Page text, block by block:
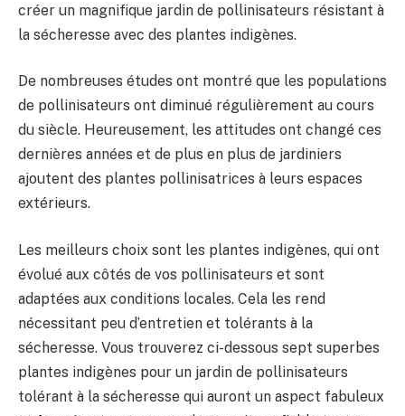
créer un magnifique jardin de pollinisateurs résistant à
la sécheresse avec des plantes indigènes.
De nombreuses études ont montré que les populations
de pollinisateurs ont diminué régulièrement au cours
du siècle. Heureusement, les attitudes ont changé ces
dernières années et de plus en plus de jardiniers
ajoutent des plantes pollinisatrices à leurs espaces
extérieurs.
Les meilleurs choix sont les plantes indigènes, qui ont
évolué aux côtés de vos pollinisateurs et sont
adaptées aux conditions locales. Cela les rend
nécessitant peu d’entretien et tolérants à la
sécheresse. Vous trouverez ci-dessous sept superbes
plantes indigènes pour un jardin de pollinisateurs
tolérant à la sécheresse qui auront un aspect fabuleux